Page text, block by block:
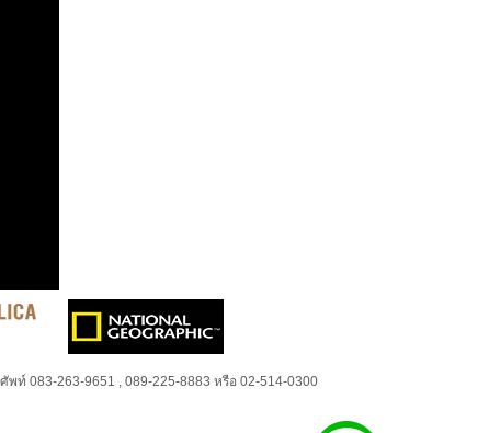
พท์ 083-263-9651 , 089-225-8883 หรือ 02-514-0300